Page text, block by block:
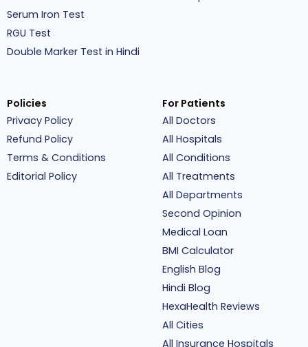
Serum Iron Test
RGU Test
Double Marker Test in Hindi
Policies
Privacy Policy
Refund Policy
Terms & Conditions
Editorial Policy
For Patients
All Doctors
All Hospitals
All Conditions
All Treatments
All Departments
Second Opinion
Medical Loan
BMI Calculator
English Blog
Hindi Blog
HexaHealth Reviews
All Cities
All Insurance Hospitals